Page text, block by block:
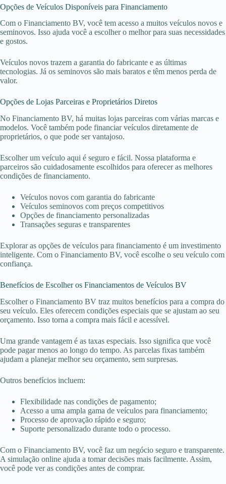
Opções de Veículos Disponíveis para Financiamento
Com o Financiamento BV, você tem acesso a muitos veículos novos e
seminovos. Isso ajuda você a escolher o melhor para suas necessidades
e gostos.
Veículos novos trazem a garantia do fabricante e as últimas
tecnologias. Já os seminovos são mais baratos e têm menos perda de
valor.
Opções de Lojas Parceiras e Proprietários Diretos
No Financiamento BV, há muitas lojas parceiras com várias marcas e
modelos. Você também pode financiar veículos diretamente de
proprietários, o que pode ser vantajoso.
Escolher um veículo aqui é seguro e fácil. Nossa plataforma e
parceiros são cuidadosamente escolhidos para oferecer as melhores
condições de financiamento.
Veículos novos com garantia do fabricante
Veículos seminovos com preços competitivos
Opções de financiamento personalizadas
Transações seguras e transparentes
Explorar as opções de veículos para financiamento é um investimento
inteligente. Com o Financiamento BV, você escolhe o seu veículo com
confiança.
Benefícios de Escolher os Financiamentos de Veículos BV
Escolher o Financiamento BV traz muitos benefícios para a compra do
seu veículo. Eles oferecem condições especiais que se ajustam ao seu
orçamento. Isso torna a compra mais fácil e acessível.
Uma grande vantagem é as taxas especiais. Isso significa que você
pode pagar menos ao longo do tempo. As parcelas fixas também
ajudam a planejar melhor seu orçamento, sem surpresas.
Outros benefícios incluem:
Flexibilidade nas condições de pagamento;
Acesso a uma ampla gama de veículos para financiamento;
Processo de aprovação rápido e seguro;
Suporte personalizado durante todo o processo.
Com o Financiamento BV, você faz um negócio seguro e transparente.
A simulação online ajuda a tomar decisões mais facilmente. Assim,
você pode ver as condições antes de comprar.